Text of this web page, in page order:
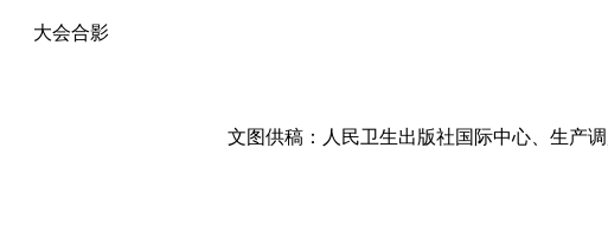
大会合影
文图供稿：人民卫生出版社国际中心、生产